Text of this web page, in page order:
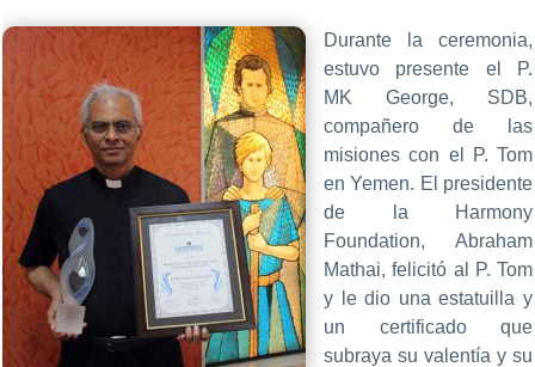
Durante la ceremonia,
estuvo presente el P.
MK George, SDB,
compañero de las
misiones con el P. Tom
en Yemen. El presidente
de la Harmony
Foundation, Abraham
Mathai, felicitó al P. Tom
y le dio una estatuilla y
un certificado que
subraya su valentía y su